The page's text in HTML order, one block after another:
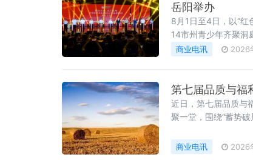
岳阳举办
8月1日至4日，以“红
14市州青少年齐聚洞
践。
商业电讯 2026
第七届品质与福
近日，第七届品质与
聚一堂，围绕“蓄势
商业电讯 2026